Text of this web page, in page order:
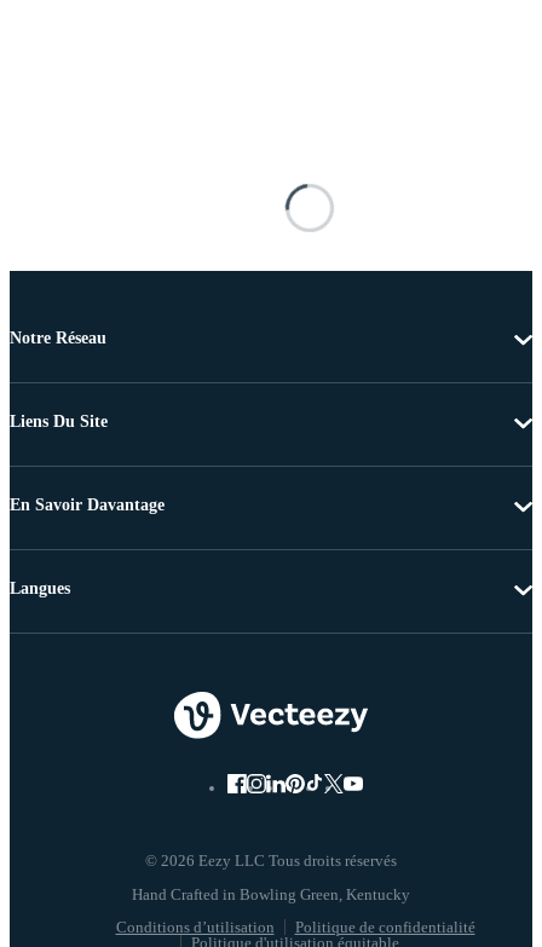
Notre Réseau
Liens Du Site
En Savoir Davantage
© 2026 Eezy LLC Tous droits réservés
Conditions d’utilisation
Politique de confidentialité
Politique d'utilisation équitable
Langues